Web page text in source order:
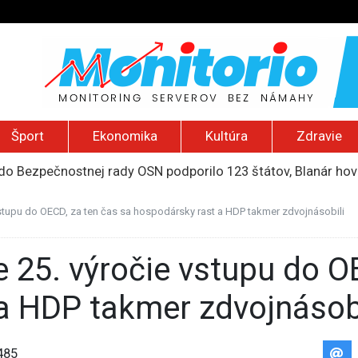
Šport Ekonomika Kultúra Zdravie
Bezpečnostnej rady OSN podporilo 123 štátov, Blanár
stretne s obeťami sexuálneho zneužívania kňazmi
do OECD, za ten čas sa hospodársky rast a HDP takmer zdvojnásobili
HDP takmer